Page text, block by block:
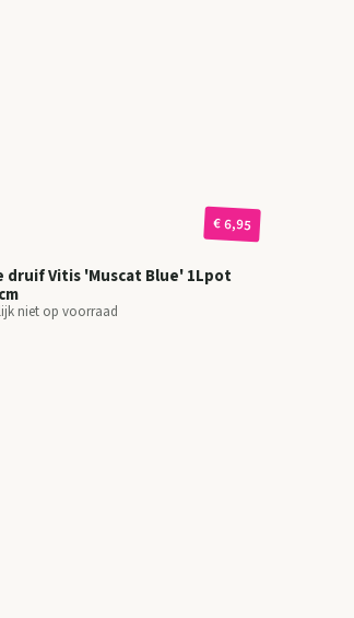
€ 6,95
druif Vitis 'Muscat Blue' 1Lpot
niet op voorraad